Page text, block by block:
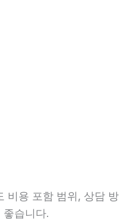
비용 포함 범위, 상담 방
습니다.